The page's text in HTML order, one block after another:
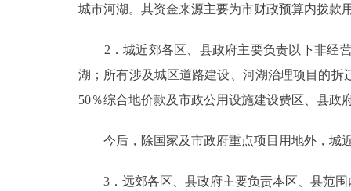
城市河湖。其资金来源主要为市财政预算内拨款
2．城近郊各区、县政府主要负责以下非经营
湖；所有涉及城区道路建设、河湖治理项目的
50％综合地价款及市政公用设施建设费区、县政
今后，除国家及市政府重点项目用地外，城
3．远郊各区、县政府主要负责本区、县范围